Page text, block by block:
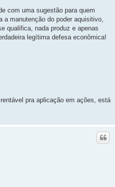
com uma sugestão para quem
a manutenção do poder aquisitivo,
qualifica, nada produz e apenas
legítima defesa econômica!
pra aplicação em ações, está